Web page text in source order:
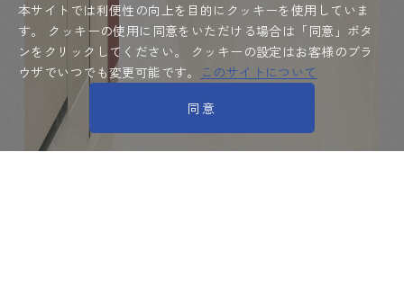
本サイトでは利便性の向上を目的にクッキーを使用していま
す。
クッキーの使用に同意をいただける場合は「同意」ボタ
ンをクリックしてください。
クッキーの設定はお客様のブラ
ウザでいつでも変更可能です。
このサイトについて
同意